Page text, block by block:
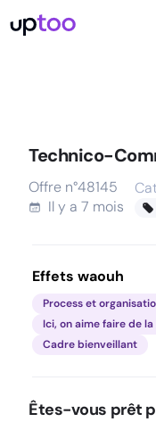
Technico-
Offre n°48145
Il y a 7 mois
Effets waouh
Process et
Ici, on aime faire de
Cadre bienveillant
Êtes-vous prêt